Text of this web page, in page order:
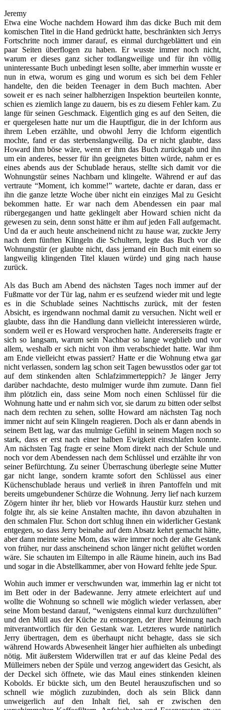
Jeremy
Etwa eine Woche nachdem Howard ihm das dicke Buch mit dem
komischen Titel in die Hand gedrückt hatte, beschränkten sich Jerrys
Fortschritte noch immer darauf, es einmal durchgeblättert und ein
paar Seiten überflogen zu haben. Er wusste immer noch nicht,
warum er dieses ganz sicher todlangweilige und für ihn völlig
uninteressante Buch unbedingt lesen sollte, aber immerhin wusste er
nun in etwa, worum es ging und worum es sich bei dem Fehler
handelte, den die beiden Teenager in dem Buch machten. Aber
soweit er es nach seiner halbherzigen Inspektion beurteilen konnte,
schien es ziemlich lange zu dauern, bis es zu diesem Fehler kam. Zu
lange für seinen Geschmack. Eigentlich ging es auf den Seiten, die
er quergelesen hatte nur um die Hauptfigur, die in der Ichform aus
ihrem Leben erzählte, und obwohl Jerry die Ichform eigentlich
mochte, fand er das sterbenslangweilig. Da er nicht glaubte, dass
Howard ihm böse wäre, wenn er ihm das Buch zurückgab und ihn
um ein anderes, besser für ihn geeignetes bitten würde, nahm er es
eines abends aus der Schublade heraus, stellte sich damit vor die
Wohnungstür seines Nachbarn und klingelte. Während er auf das
vertraute “Moment, ich komme!” wartete, dachte er daran, dass er
ihn die ganze letzte Woche über nicht ein einziges Mal zu Gesicht
bekommen hatte. Er war nach dem Abendessen ein paar mal
rübergegangen und hatte geklingelt aber Howard schien nicht da
gewesen zu sein, denn sonst hätte er ihm auf jeden Fall aufgemacht.
Und da er auch heute anscheinend nicht zu hause war, zuckte Jerry
nach dem fünften Klingeln die Schultern, legte das Buch vor die
Wohnungstür (er glaubte nicht, dass jemand ein Buch mit einem so
langweilig klingenden Titel klauen würde) und ging nach hause
zurück.
Als das Buch am Abend des nächsten Tages noch immer auf der
Fußmatte vor der Tür lag, nahm er es seufzend wieder mit und legte
es in die Schublade seines Nachttischs zurück, mit der festen
Absicht, es irgendwann nochmal damit zu versuchen. Nicht weil er
glaubte, dass ihn die Handlung dann vielleicht interessieren würde,
sondern weil er es Howard versprochen hatte. Andererseits fragte er
sich so langsam, warum sein Nachbar so lange wegblieb und vor
allem, weshalb er sich nicht von ihm verabschiedet hatte. War ihm
am Ende vielleicht etwas passiert? Hatte er die Wohnung etwa gar
nicht verlassen, sondern lag schon seit Tagen bewusstlos oder gar tot
auf dem stinkenden alten Schlafzimmerteppich? Je länger Jerry
darüber nachdachte, desto mulmiger wurde ihm zumute. Dann fiel
ihm plötzlich ein, dass seine Mom noch einen Schlüssel für die
Wohnung hatte und er nahm sich vor, sie darum zu bitten oder selbst
nach dem rechten zu sehen, sollte Howard am nächsten Tag noch
immer nicht auf sein Klingeln reagieren. Doch als er dann abends in
seinem Bett lag, war das mulmige Gefühl in seinem Magen noch so
stark, dass er erst nach einer halben Ewigkeit einschlafen konnte.
Am nächsten Tag fragte er seine Mom direkt nach der Schule und
noch vor dem Abendessen nach dem Schlüssel und erzählte ihr von
seiner Befürchtung. Zu seiner Überraschung überlegte seine Mutter
gar nicht lange, sondern kramte sofort den Schlüssel aus einer
Küchenschublade heraus und verließ in ihren Pantoffeln und mit
bereits umgebundener Schürze die Wohnung. Jerry lief nach kurzem
Zögern hinter ihr her, blieb vor Howards Haustür kurz stehen und
folgte ihr, als sie keine Anstalten machte, ihn davon abzuhalten in
den schmalen Flur. Schon dort schlug ihnen ein widerlicher Gestank
entgegen, so dass Jerry beinahe auf dem Absatz kehrt gemacht hätte,
aber dann meinte seine Mom, das wäre immer noch der alte Gestank
von früher, nur dass anscheinend schon länger nicht gelüftet worden
wäre. Sie schauten im Eiltempo in alle Räume hinein, auch ins Bad
und sogar in die Abstellkammer, aber von Howard fehlte jede Spur.
Wohin auch immer er verschwunden war, immerhin lag er nicht tot
im Bett oder in der Badewanne. Jerry atmete erleichtert auf und
wollte die Wohnung so schnell wie möglich wieder verlassen, aber
seine Mom bestand darauf, “wenigstens einmal kurz durchzulüften”
und den Müll aus der Küche zu entsorgen, der ihrer Meinung nach
mitverantwortlich für den Gestank war. Letzteres wurde natürlich
Jerry übertragen, dem es überhaupt nicht behagte, dass sie sich
während Howards Abwesenheit länger hier aufhielten als unbedingt
nötig. Mit äußerstem Widerwillen trat er auf das kleine Pedal des
Mülleimers neben der Spüle und verzog angewidert das Gesicht, als
der Deckel sich öffnete, wie das Maul eines stinkenden kleinen
Kobolds. Er bückte sich, um den Beutel herauszufischen und so
schnell wie möglich zuzubinden, doch als sein Blick dann
unweigerlich auf den Inhalt fiel, sah er zwischen den